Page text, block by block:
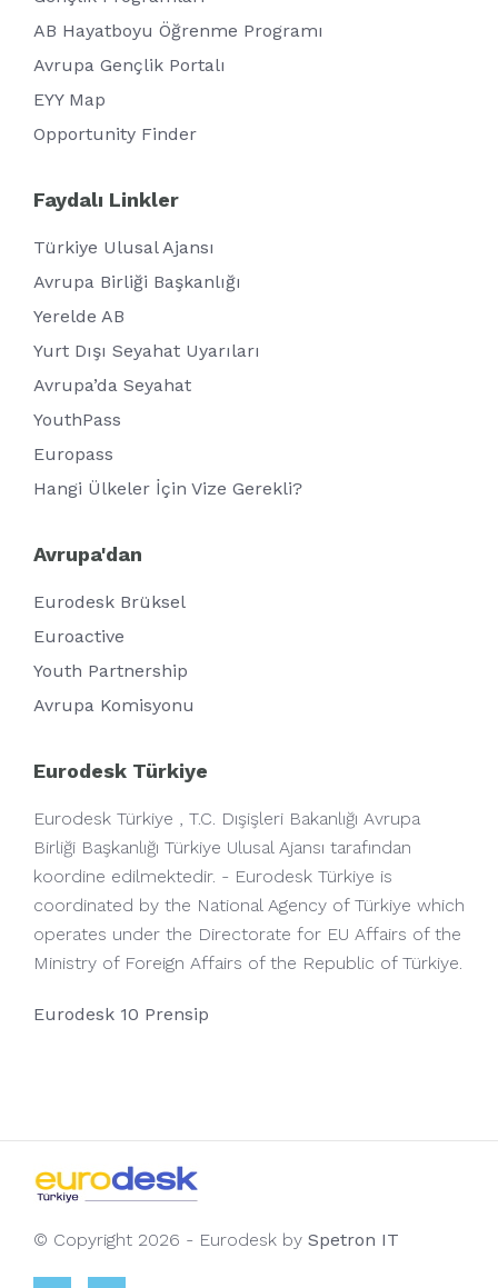
AB Hayatboyu Öğrenme Programı
Avrupa Gençlik Portalı
EYY Map
Opportunity Finder
Faydalı Linkler
Türkiye Ulusal Ajansı
Avrupa Birliği Başkanlığı
Yerelde AB
Yurt Dışı Seyahat Uyarıları
Avrupa’da Seyahat
YouthPass
Europass
Hangi Ülkeler İçin Vize Gerekli?
Avrupa'dan
Eurodesk Brüksel
Euroactive
Youth Partnership
Avrupa Komisyonu
Eurodesk Türkiye
Eurodesk Türkiye , T.C. Dışişleri Bakanlığı Avrupa
Birliği Başkanlığı Türkiye Ulusal Ajansı tarafından
koordine edilmektedir. - Eurodesk Türkiye is
coordinated by the National Agency of Türkiye which
operates under the Directorate for EU Affairs of the
Ministry of Foreign Affairs of the Republic of Türkiye.
Eurodesk 10 Prensip
© Copyright 2026 - Eurodesk by Spetron IT